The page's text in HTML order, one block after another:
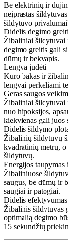
Be elektrinių ir
neįprastas
šildytuvo
Didelis degimo
Žibaliniai šildytuvai
degimo greitis gali
dūmų ir bekvapis.
Lengva judėti
Kuro bakas ir
lengvai perkeliami
Geras saugos
Žibaliniai šildytuvai
nuo hipoksijos,
kiekvienas gali juos
Didelis šildymo
Žibalinių šildytuvų
kvadratinių metrų,
šildytuvų.
Energijos taupymas
Žibaliniuose
saugus, be dūmų ir
saugiai ir patogiai.
Didelis efektyvumas
Žibalinis šildytuvas
optimalią degimo
15 sekundžių